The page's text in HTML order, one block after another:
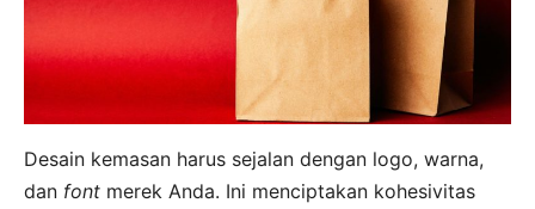
Desain kemasan harus sejalan dengan logo, warna,
dan font merek Anda. Ini menciptakan kohesivitas